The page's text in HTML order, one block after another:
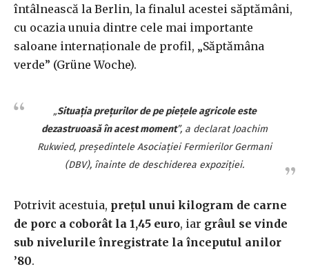
întâlnească la Berlin, la finalul acestei săptămâni,
cu ocazia unuia dintre cele mai importante
saloane internaționale de profil, „Săptămâna
verde” (Grüne Woche).
„Situația prețurilor de pe piețele agricole este
dezastruoasă în acest moment”, a declarat Joachim
Rukwied, președintele Asociației Fermierilor Germani
(DBV), înainte de deschiderea expoziției.
Potrivit acestuia, prețul unui kilogram de carne
de porc a coborât la 1,45 euro, iar grâul se vinde
sub nivelurile înregistrate la începutul anilor
’80.